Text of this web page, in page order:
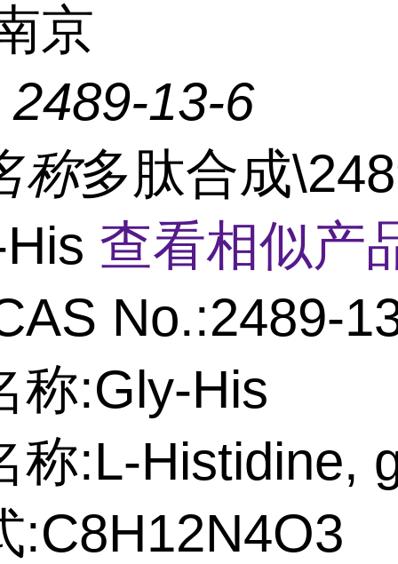
京
2489-13-6
称多肽合成
查看相似产
No.:2489-
称:Gly-His
称:L-Histidine,
:C8H12N4O3